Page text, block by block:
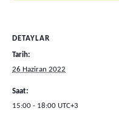
DETAYLAR
Tarih:
26 Haziran 2022
Saat:
15:00 - 18:00 UTC+3